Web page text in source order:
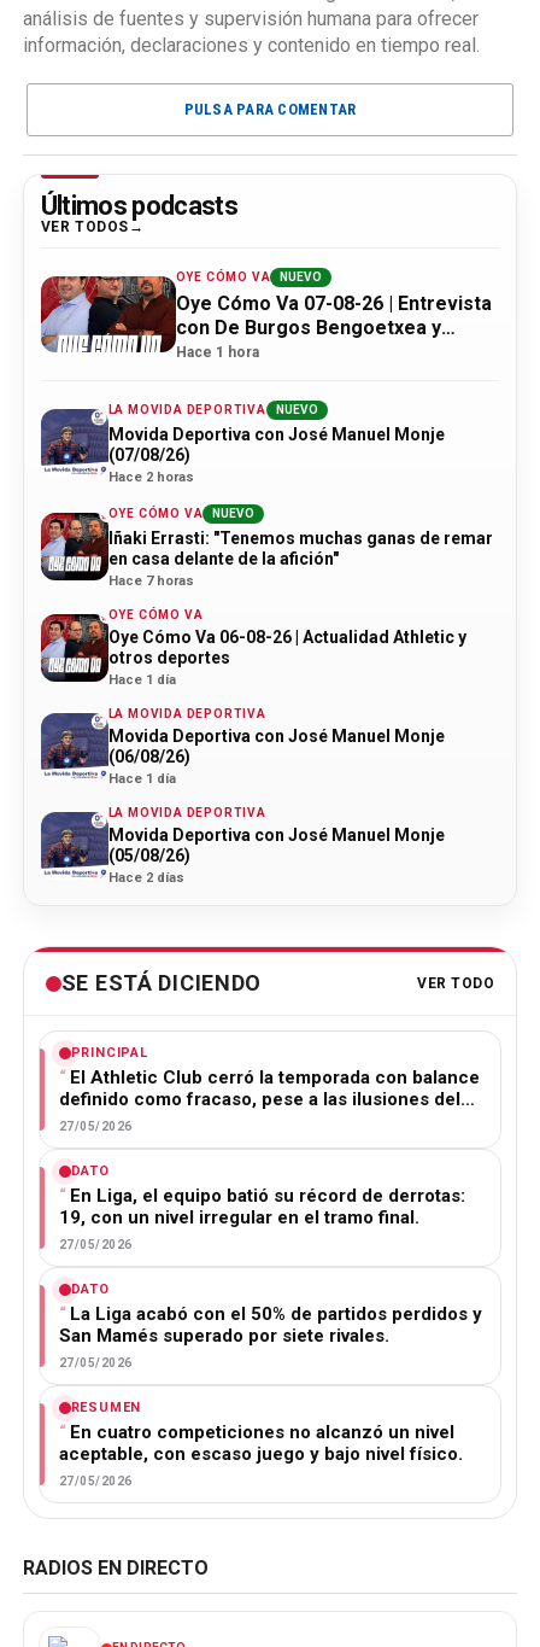
análisis de fuentes y supervisión humana para ofrecer
información, declaraciones y contenido en tiempo real.
PULSA PARA COMENTAR
Últimos podcasts
VER TODOS
OYE CÓMO VA NUEVO
Oye Cómo Va 07-08-26 | Entrevista
con De Burgos Bengoetxea y
actualidad Athletic
Hace 1 hora
LA MOVIDA DEPORTIVA NUEVO
Movida Deportiva con José Manuel Monje
(07/08/26)
Hace 2 horas
OYE CÓMO VA NUEVO
Iñaki Errasti: "Tenemos muchas ganas de remar
en casa delante de la afición"
Hace 7 horas
OYE CÓMO VA
Oye Cómo Va 06-08-26 | Actualidad Athletic y
otros deportes
Hace 1 día
LA MOVIDA DEPORTIVA
Movida Deportiva con José Manuel Monje
(06/08/26)
Hace 1 día
LA MOVIDA DEPORTIVA
Movida Deportiva con José Manuel Monje
(05/08/26)
Hace 2 días
SE ESTÁ DICIENDO VER TODO
PRINCIPAL
El Athletic Club cerró la temporada con balance
definido como fracaso, pese a las ilusiones del…
27/05/2026
DATO
En Liga, el equipo batió su récord de derrotas:
19, con un nivel irregular en el tramo final.
27/05/2026
DATO
La Liga acabó con el 50% de partidos perdidos y
San Mamés superado por siete rivales.
27/05/2026
RESUMEN
En cuatro competiciones no alcanzó un nivel
aceptable, con escaso juego y bajo nivel físico.
27/05/2026
RADIOS EN DIRECTO